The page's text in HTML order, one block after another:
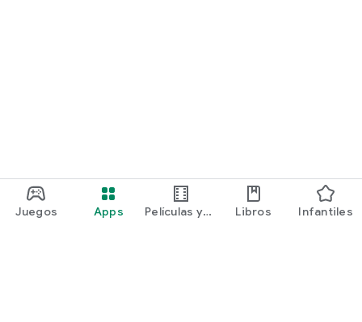
Juegos Apps
Películas y
Libros Infantiles